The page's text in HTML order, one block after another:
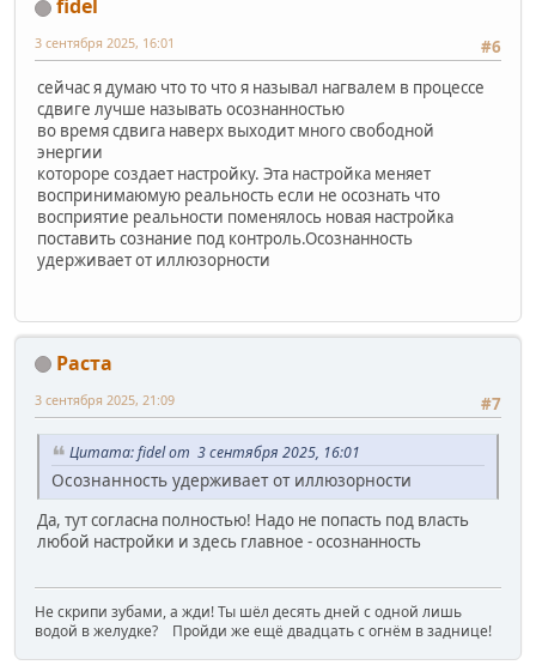
fidel
#6
3 сентября 2025, 16:01
сейчас я думаю что то что я называл нагвалем в процессе
сдвиге лучше называть осознанностью
во время сдвига наверх выходит много свободной
энергии
котороре создает настройку. Эта настройка меняет
воспринимаюмую реальность если не осознать что
восприятие реальности поменялось новая настройка
поставить сознание под контроль.Осознанность
удерживает от иллюзорности
Раста
#7
3 сентября 2025, 21:09
Цитата: fidel от 3 сентября 2025, 16:01
Осознанность удерживает от иллюзорности
Да, тут согласна полностью! Надо не попасть под власть
любой настройки и здесь главное - осознанность
Не скрипи зубами, а жди! Ты шёл десять дней с одной лишь
водой в желудке? Пройди же ещё двадцать с огнём в заднице!